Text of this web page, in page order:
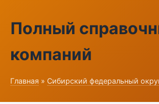
Полный
компаний
Главная » Сибирский федеральный